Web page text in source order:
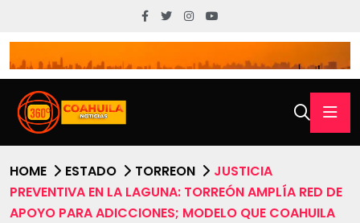
HOME ESTADO TORREON
JUSTICIA
PREVENTIVA EN LA LAGUNA: TORREÓN AMPLÍA RED DE
APOYO PARA ADICCIONES; MODELO QUE COAHUILA